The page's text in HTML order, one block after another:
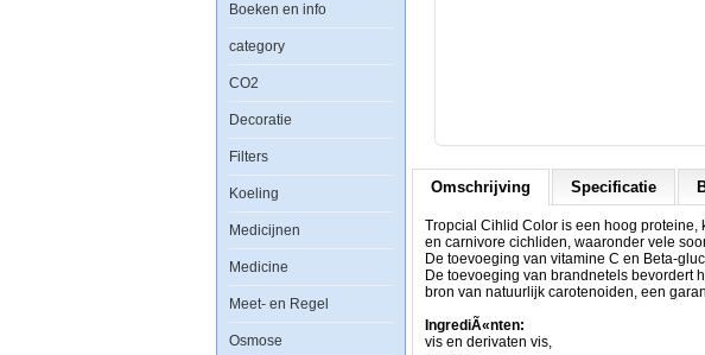
Boeken en info
category
CO2
Decoratie
Filters
Koeling
Medicijnen
Medicine
Meet- en Regel
Osmose
hoog
vlokkenvoer
de
dagelijkse
voeding
van
omnivore
carnivore
cichliden,
Omschrijving Specificatie
Tropcial Cihlid Color is een hoog
en carnivore cichliden, waaronder vele
De toevoeging van vitamine C en Beta-
De toevoeging van brandnetels bevordert
bron van natuurlijk carotenoiden, een
IngrediÃ«nten:
vis en derivaten vis,